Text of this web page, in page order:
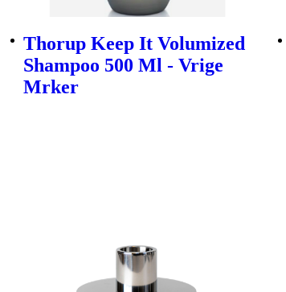
Thorup Keep It Volumized
Shampoo 500 Ml - Vrige
Mrker